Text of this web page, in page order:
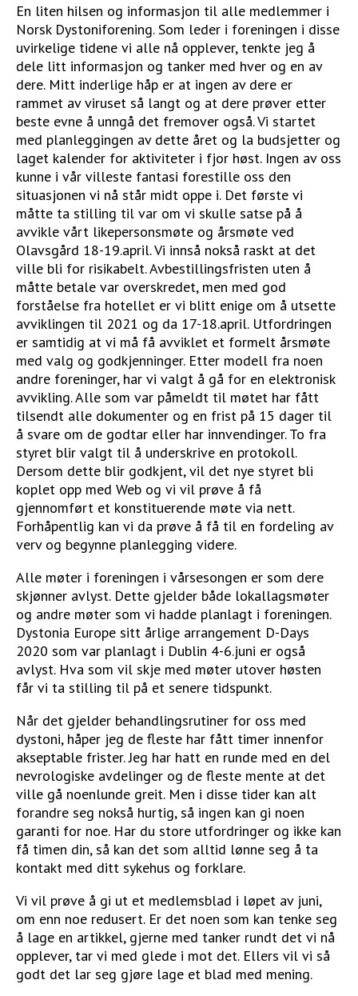
En liten hilsen og informasjon til alle medlemmer i
Norsk Dystoniforening. Som leder i foreningen i disse
uvirkelige tidene vi alle nå opplever, tenkte jeg å
dele litt informasjon og tanker med hver og en av
dere. Mitt inderlige håp er at ingen av dere er
rammet av viruset så langt og at dere prøver etter
beste evne å unngå det fremover også. Vi startet
med planleggingen av dette året og la budsjetter og
laget kalender for aktiviteter i fjor høst. Ingen av oss
kunne i vår villeste fantasi forestille oss den
situasjonen vi nå står midt oppe i. Det første vi
måtte ta stilling til var om vi skulle satse på å
avvikle vårt likepersonsmøte og årsmøte ved
Olavsgård 18-19.april. Vi innså nokså raskt at det
ville bli for risikabelt. Avbestillingsfristen uten å
måtte betale var overskredet, men med god
forståelse fra hotellet er vi blitt enige om å utsette
avviklingen til 2021 og da 17-18.april. Utfordringen
er samtidig at vi må få avviklet et formelt årsmøte
med valg og godkjenninger. Etter modell fra noen
andre foreninger, har vi valgt å gå for en elektronisk
avvikling. Alle som var påmeldt til møtet har fått
tilsendt alle dokumenter og en frist på 15 dager til
å svare om de godtar eller har innvendinger. To fra
styret blir valgt til å underskrive en protokoll.
Dersom dette blir godkjent, vil det nye styret bli
koplet opp med Web og vi vil prøve å få
gjennomført et konstituerende møte via nett.
Forhåpentlig kan vi da prøve å få til en fordeling av
verv og begynne planlegging videre.
Alle møter i foreningen i vårsesongen er som dere
skjønner avlyst. Dette gjelder både lokallagsmøter
og andre møter som vi hadde planlagt i foreningen.
Dystonia Europe sitt årlige arrangement D-Days
2020 som var planlagt i Dublin 4-6.juni er også
avlyst. Hva som vil skje med møter utover høsten
får vi ta stilling til på et senere tidspunkt.
Når det gjelder behandlingsrutiner for oss med
dystoni, håper jeg de fleste har fått timer innenfor
akseptable frister. Jeg har hatt en runde med en del
nevrologiske avdelinger og de fleste mente at det
ville gå noenlunde greit. Men i disse tider kan alt
forandre seg nokså hurtig, så ingen kan gi noen
garanti for noe. Har du store utfordringer og ikke kan
få timen din, så kan det som alltid lønne seg å ta
kontakt med ditt sykehus og forklare.
Vi vil prøve å gi ut et medlemsblad i løpet av juni,
om enn noe redusert. Er det noen som kan tenke seg
å lage en artikkel, gjerne med tanker rundt det vi nå
opplever, tar vi med glede i mot det. Ellers vil vi så
godt det lar seg gjøre lage et blad med mening.